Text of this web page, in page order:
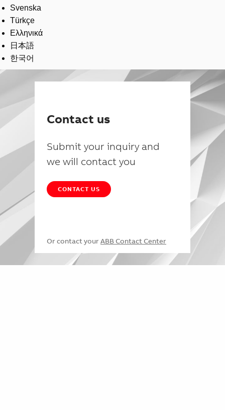
Svenska
Türkçe
Ελληνικά
日本語
한국어
Contact us
Submit your inquiry and
we will contact you
CONTACT US
Or contact your ABB Contact Center